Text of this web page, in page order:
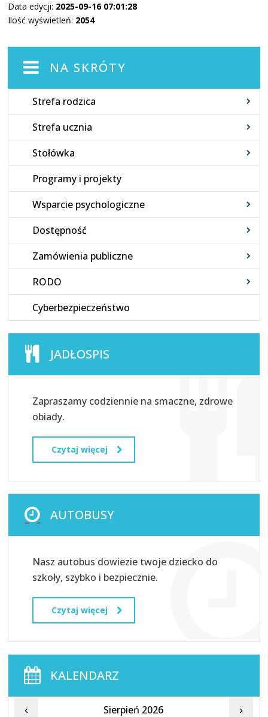
Data edycji: 2025-09-16 07:01:28
Ilość wyświetleń: 2054
NA SKRÓTY
Strefa rodzica
Strefa ucznia
Stołówka
Programy i projekty
Wsparcie psychologiczne
Dostępność
Zamówienia publiczne
RODO
Cyberbezpieczeństwo
JADŁOSPIS
Zapraszamy codziennie na smaczne, zdrowe
obiady.
Czytaj więcej
AUTOBUSY
Nasz autobus dowiezie twoje dziecko do
szkoły, szybko i bezpiecznie.
Czytaj więcej
KALENDARZ
‹ Sierpień 2026 ›